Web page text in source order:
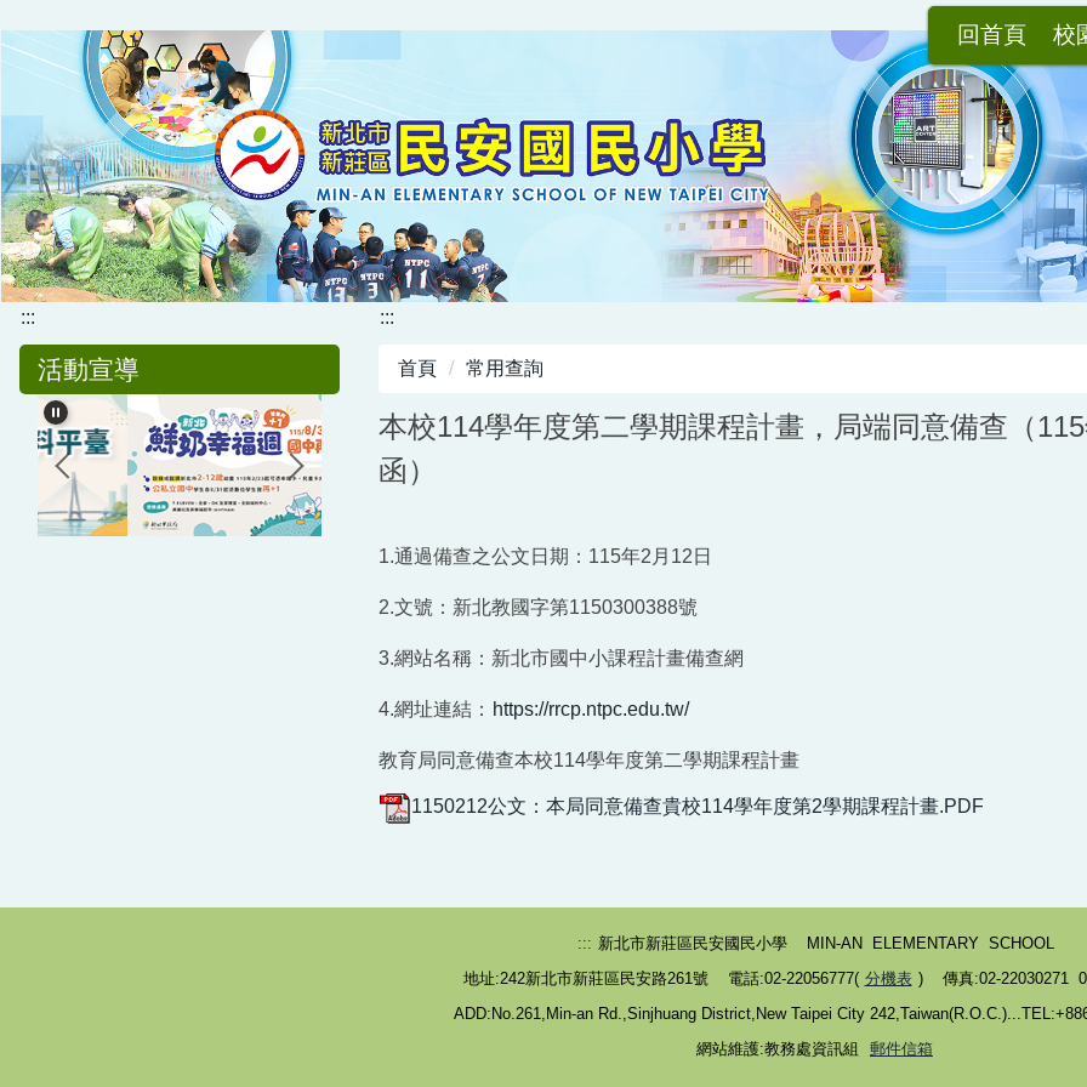
到
主
容
區
回首頁 校
:::
活動宣導
:::
首頁 常用查詢
本校114學年度第二學期課程計畫，局端同意備查（
函）
1.通過備查之公文日期：115年2月12日
2.文號：新北教國字第1150300388號
3.網站名稱：新北市國中小課程計畫備查網
4.網址連結： https://rrcp.ntpc.edu.tw/
教育局同意備查本校114學年度第二學期課程計畫
1150212公文：本局同意備查貴校114學年度第2學期課程計畫.PDF
::: 新北市新莊區民安國民小學 MIN-AN ELEMENTARY SCHOOL
地址:242新北市新莊區民安路261號 電話:02-22056777( 分機表 ) 傳真:02-22030271
ADD:No.261,Min-an Rd.,Sinjhuang District,New Taipei City
網站維護:教務處資訊組 郵件信箱